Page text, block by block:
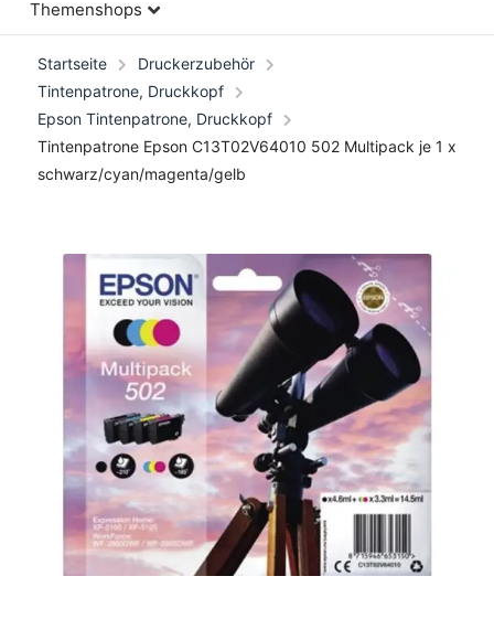
Themenshops
Startseite
Druckerzubehör
Tintenpatrone, Druckkopf
Epson Tintenpatrone, Druckkopf
Tintenpatrone Epson C13T02V64010 502 Multipack je 1 x
schwarz/cyan/magenta/gelb